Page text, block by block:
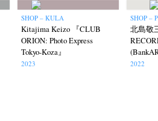
SHOP – KULA
Kitajima Keizo 『CLUB
ORION: Photo Express
Tokyo-Koza』
2023
SHOP –
北島敬
2022